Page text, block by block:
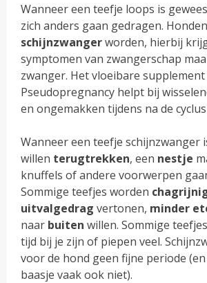
Wanneer een teefje loops is
zich anders gaan gedragen.
schijnzwangerworden, hierbij
symptomen van zwangerschap
zwanger. Het vloeibare supplement
Pseudopregnancy helpt bij
en ongemakken tijdens na de
Wanneer een teefje schijnzwanger
willen terugtrekken, een nestje
knuffels of andere voorwerpen
Sommige teefjes worden
uitvalgedrag vertonen, minder
naar buiten willen. Sommige
tijd bij je zijn of piepen veel.
voor de hond geen fijne periode
baasje vaak ook niet).